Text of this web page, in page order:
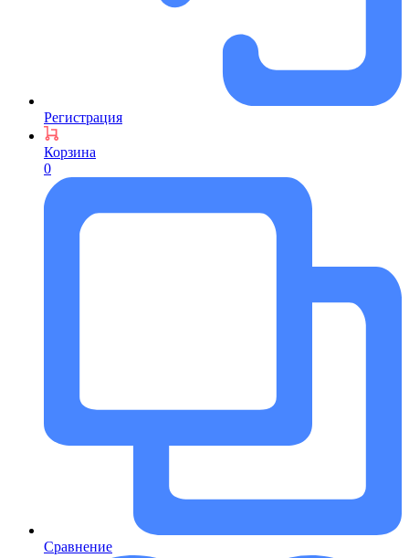
Регистрация
Корзина
0
Сравнение